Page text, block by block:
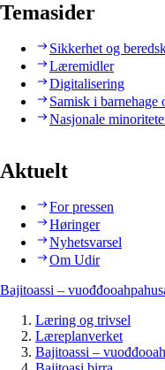
Temasider
Sikkerhet og
Læremidler
Digitalisering
Samisk i barnehage
Nasjonale
Aktuelt
For pressen
Høringer
Nyhetsvarsel
Om Udir
Bajitoassi –
Læring og trivsel
Læreplanverket
Bajitoassi –